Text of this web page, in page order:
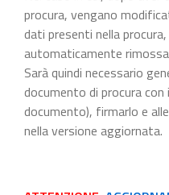
procura, vengano
dati presenti nella
automaticamente
Sarà quindi necessario
documento di procura
documento), firmarlo e
nella versione aggiornata.